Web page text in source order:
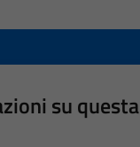
su questa